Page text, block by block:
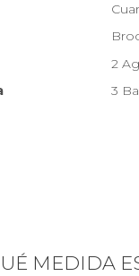
2
3
MEDIDA